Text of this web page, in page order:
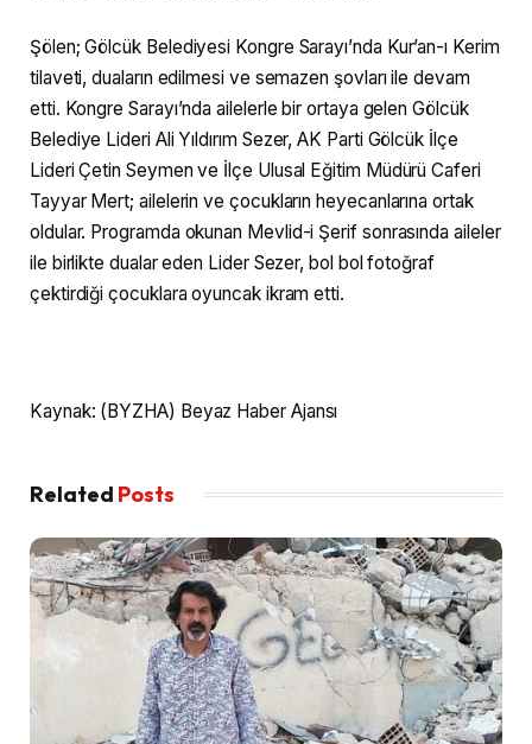
Şölen; Gölcük Belediyesi Kongre Sarayı’nda Kur’an-ı Kerim
tilaveti, duaların edilmesi ve semazen şovları ile devam
etti. Kongre Sarayı’nda ailelerle bir ortaya gelen Gölcük
Belediye Lideri Ali Yıldırım Sezer, AK Parti Gölcük İlçe
Lideri Çetin Seymen ve İlçe Ulusal Eğitim Müdürü Caferi
Tayyar Mert; ailelerin ve çocukların heyecanlarına ortak
oldular. Programda okunan Mevlid-i Şerif sonrasında aileler
ile birlikte dualar eden Lider Sezer, bol bol fotoğraf
çektirdiği çocuklara oyuncak ikram etti.
Kaynak: (BYZHA) Beyaz Haber Ajansı
Related Posts